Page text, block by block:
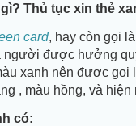
Thủ tục xin thẻ
card, hay còn gọi
người được hưởng
xanh nên được
, màu hồng, và hiện
có: